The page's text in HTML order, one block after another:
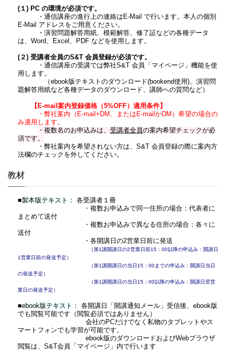
(１) PC の環境が必須です。
・通信講座の進行上の連絡はE-Mail で行います。本人の個別
E-Mail アドレスをご用意ください。
・演習問題解答用紙、模範解答、修了証などの各種データ
は、Word、Excel、PDF などを使用します。
(２) 受講者全員のS&T 会員登録が必須です。
・通信講座の受講では弊社S&T 会員「マイページ」機能を使
用します。
（ebook版テキストのダウンロード(bookend使用)、演習問
題解答用紙など各種データのダウンロード、講師への質問など）
【E-mail案内登録価格（5%OFF）適用条件】
・弊社案内（E-mail+DM、またはE-mailかDM）希望の場合の
み適用します。
・複数名のお申込みは、 受講者全員の案内希望チェックが必
須です。
・弊社案内を希望されない方は、S&T 会員登録の際に案内方
法欄のチェックを外してください。
教材
■製本版テキスト ： 各受講者１冊
・複数お申込みで同一住所の場合：代表者に
まとめて送付
・複数お申込みで異なる住所の場合：各々に
送付
・各開講日の2営業日前に発送
（第1講開講日の2営業日前15：00以降の申込み：開講日
1営業日前の発送予定）
（第1講開講日の当日15：00までの申込み：開講日当日
の発送予定）
（第1講開講日の当日15：00以降の申込み：開講日翌営
業日の発送予定）
■ebook版テキスト ： 各開講日「開講通知メール」受信後、ebook版
でも閲覧可能です（閲覧必須ではありません）
会社のPCだけでなく私物のタブレットやス
マートフォンでも学習が可能です。
ebook版のダウンロードおよびWebブラウザ
閲覧は、S&T会員「マイページ」内で行います